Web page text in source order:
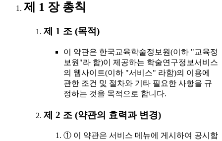
제 1 장 총칙
제 1 조 (목적)
이 약관은 한국교육학술정보원(이하 "교육정
보원"라 함)이 제공하는 학술연구정보서비스
의 웹사이트(이하 "서비스" 라함)의 이용에
관한 조건 및 절차와 기타 필요한 사항을 규
정하는 것을 목적으로 합니다.
제 2 조 (약관의 효력과 변경)
① 이 약관은 서비스 메뉴에 게시하여 공시함